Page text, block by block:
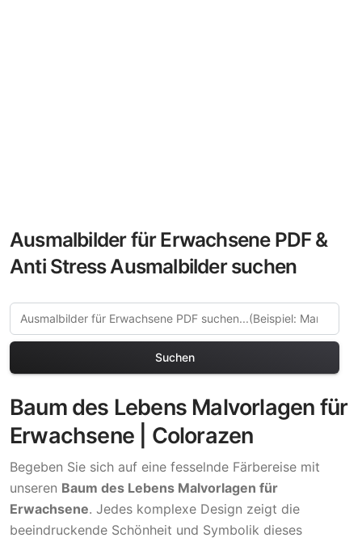
Ausmalbilder für Erwachsene PDF &
Anti Stress Ausmalbilder suchen
Suchen
Baum des Lebens Malvorlagen für
Erwachsene | Colorazen
Begeben Sie sich auf eine fesselnde Färbereise mit
unseren Baum des Lebens Malvorlagen für
Erwachsene. Jedes komplexe Design zeigt die
beeindruckende Schönheit und Symbolik dieses